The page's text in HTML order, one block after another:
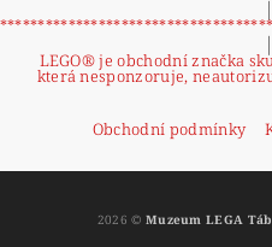
|
|
LEGO® je obchodní značka
která nesponzoruje,
Obchodní podmínky
2026 © Muzeum LEGA